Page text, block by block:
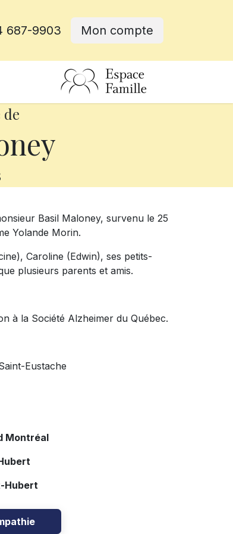
687-9903 Mon compte
Basil Maloney, survenu le 25
Yolande Morin.
Caroline (Edwin), ses petits-
plusieurs parents et amis.
à la Société Alzheimer du Québec.
Eustache
Montréal
Hubert